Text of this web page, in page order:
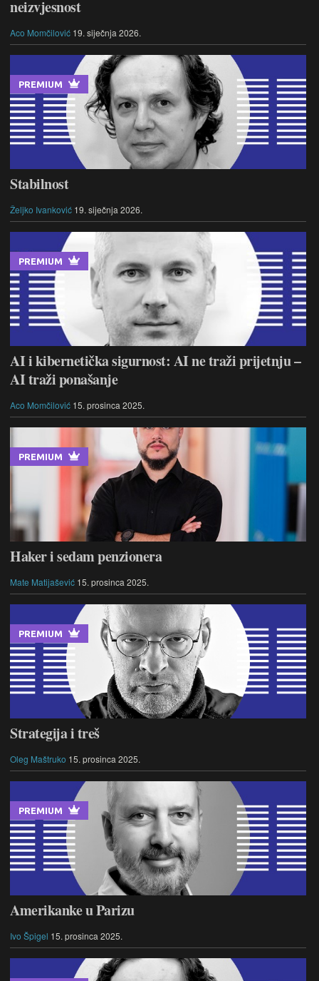
neizvjesnost
Aco Momčilović 19. siječnja 2026.
PREMIUM
Stabilnost
Željko Ivanković 19. siječnja 2026.
PREMIUM
AI i kibernetička sigurnost: AI ne traži prijetnju –
AI traži ponašanje
Aco Momčilović 15. prosinca 2025.
PREMIUM
Haker i sedam penzionera
Mate Matijašević 15. prosinca 2025.
PREMIUM
Strategija i treš
Oleg Maštruko 15. prosinca 2025.
PREMIUM
Amerikanke u Parizu
Ivo Špigel 15. prosinca 2025.